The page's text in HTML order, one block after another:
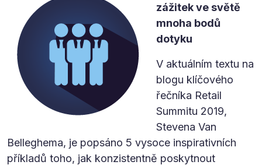
zážitek ve světě
mnoha bodů
dotyku
V aktuálním textu na
blogu klíčového
řečníka Retail
Summitu 2019,
Stevena Van
Belleghema, je popsáno 5 vysoce inspirativních
příkladů toho, jak konzistentně poskytnout